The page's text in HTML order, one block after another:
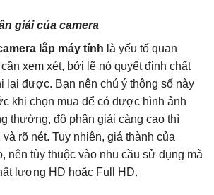
giải của camera
lắp máy tính là yếu tố quan
xem xét, bởi lẽ nó quyết định chất
lại được. Bạn nên chú ý thông số này
khi chọn mua để có được hình ảnh
thường, độ phân giải càng cao thì
rõ nét. Tuy nhiên, giá thành của
nên tùy thuộc vào nhu cầu sử dụng mà
lượng HD hoặc Full HD.